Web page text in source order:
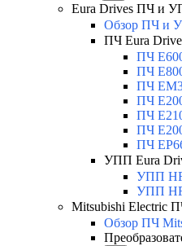
Eura Drives ПЧ и
Обзор ПЧ и
ПЧ Eura
ПЧ
ПЧ
ПЧ
ПЧ
ПЧ
ПЧ
ПЧ
УПП Eura
УПП
УПП
Mitsubishi Electric
Обзор ПЧ